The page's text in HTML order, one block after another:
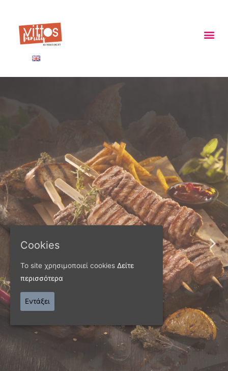
ΠΑΝΩ ΑΠΟ 40 ΧΡΟΝΙΑ
Παράγουμε προϊόντα
εξαιρετικής
Γνωρίστε μας
Cookies
Το site χρησιμοποιεί cookies Δείτε
περισσότερα
Εντάξει